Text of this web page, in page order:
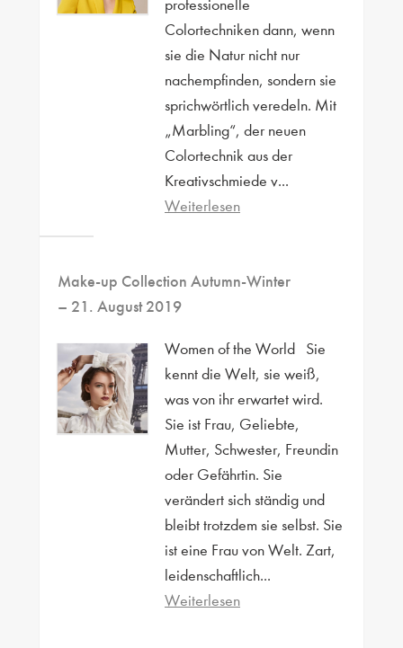
professionelle
Colortechniken dann, wenn
sie die Natur nicht nur
nachempfinden, sondern sie
sprichwörtlich veredeln. Mit
„Marbling“, der neuen
Colortechnik aus der
Kreativschmiede v...
Weiterlesen
Make-up Collection Autumn-Winter
– 21. August 2019
Women of the World Sie
kennt die Welt, sie weiß,
was von ihr erwartet wird.
Sie ist Frau, Geliebte,
Mutter, Schwester, Freundin
oder Gefährtin. Sie
verändert sich ständig und
bleibt trotzdem sie selbst. Sie
ist eine Frau von Welt. Zart,
leidenschaftlich...
Weiterlesen